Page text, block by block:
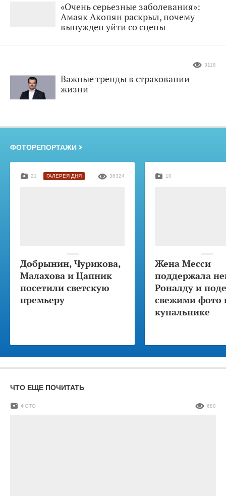
«Очень серьезные заболевания»:
Амаяк Акопян раскрыл, почему
вынужден уйти со сцены
Важные тренды в страховании
жизни
3118
ФОТОРЕПОРТАЖИ
Добрынин, Чурикова,
Малахова и Цапник
посетили светскую
премьеру
21 ГАЛЕРЕЯ ДНЯ 36324
Жена Месси
поддержала
Роналду и
свежими фото
купальнике
10
ЧТО ЕЩЕ ПОЧИТАТЬ
ФОТО 680